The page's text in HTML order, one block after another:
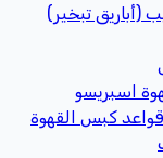
(أباريق تبخير)
اسبريسو
كبس القهوة